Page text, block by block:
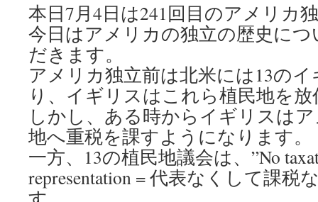
本日7月4日は241回目のアメリカ
今日はアメリカの独立の歴史に
だきます。
アメリカ独立前は北米には13の
り、イギリスはこれら植民地を
しかし、ある時からイギリスは
地へ重税を課すようになります。
一方、13の植民地議会は、”No
representation = 代表なくして課税